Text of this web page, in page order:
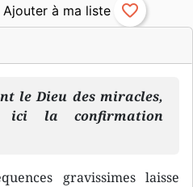
le Dieu des miracles,
ici la confirmation
gravissimes laisse
favorite_border